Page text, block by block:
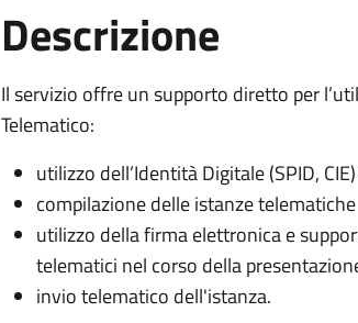
Descrizione
Il servizio offre un supporto diretto per
Telematico:
utilizzo dell’Identità Digitale (SPID,
compilazione delle istanze telematiche
utilizzo della firma elettronica e
telematici nel corso della
invio telematico dell'istanza.